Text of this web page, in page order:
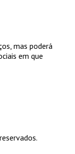
mas poderá
em que